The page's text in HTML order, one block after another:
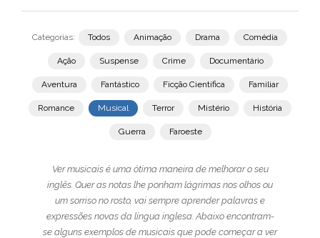
Categorias: Todos Animação Drama Comédia
Ação Suspense Crime Documentário
Aventura Fantástico Ficção Científica Familiar
Romance Musical Terror Mistério História
Guerra Faroeste
Ver musicais é uma ótima maneira de melhorar o seu
inglês. Quer as notas lhe ponham lágrimas nos olhos ou
um sorriso no rosto, vai sempre aprender palavras e
expressões novas da língua inglesa. Abaixo encontram-
se alguns exemplos de musicais que pode começar a ver